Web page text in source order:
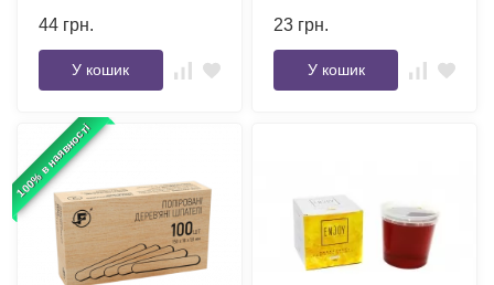
44 грн.
У кошик
23 грн.
У кошик
100% в наявності